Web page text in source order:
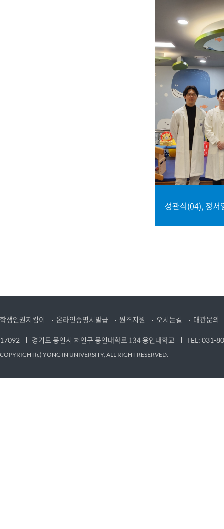
성관식(04), 정
학생인권지킴이 온라인증명서발급 원격지원 오시는길 대관문의
17092 경기도 용인시 처인구 용인대학로 134 용인대학교 TEL: 031-
COPYRIGHT(c) YONG IN UNIVERSITY, ALL RIGHT RESERVED.